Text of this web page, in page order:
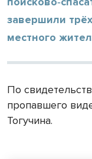
завершили
местного
По
пропавшего
Тогучина.